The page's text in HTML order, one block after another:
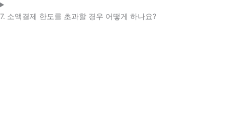
7. 소액결제 한도를 초과할 경우 어떻게 하나요?